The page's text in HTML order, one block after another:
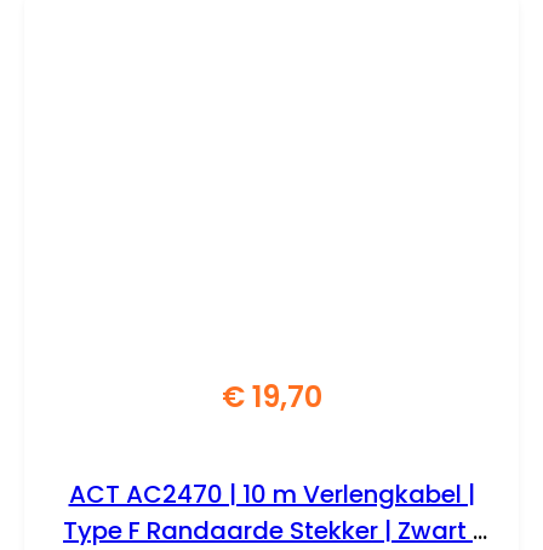
€19,70
ACT AC2470 | 10 m Verlengkabel |
Type F Randaarde Stekker | Zwart |